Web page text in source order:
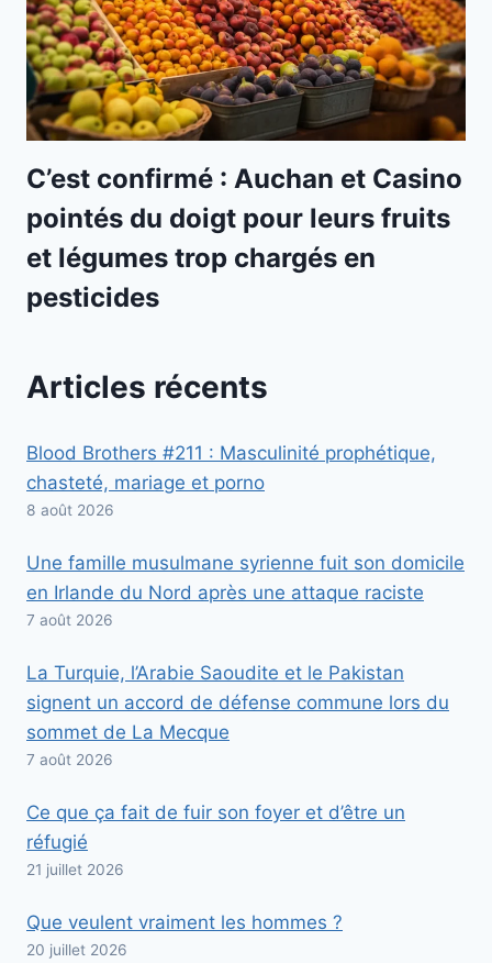
C’est confirmé : Auchan et Casino
pointés du doigt pour leurs fruits
et légumes trop chargés en
pesticides
Articles récents
Blood Brothers #211 : Masculinité prophétique,
chasteté, mariage et porno
8 août 2026
Une famille musulmane syrienne fuit son domicile
en Irlande du Nord après une attaque raciste
7 août 2026
La Turquie, l’Arabie Saoudite et le Pakistan
signent un accord de défense commune lors du
sommet de La Mecque
7 août 2026
Ce que ça fait de fuir son foyer et d’être un
réfugié
21 juillet 2026
Que veulent vraiment les hommes ?
20 juillet 2026